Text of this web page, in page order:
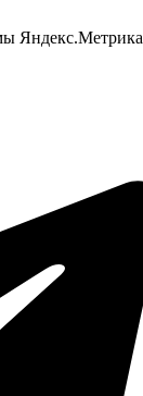
Яндекс.Метрика